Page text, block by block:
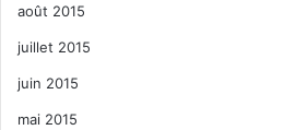
août 2015
juillet 2015
juin 2015
mai 2015